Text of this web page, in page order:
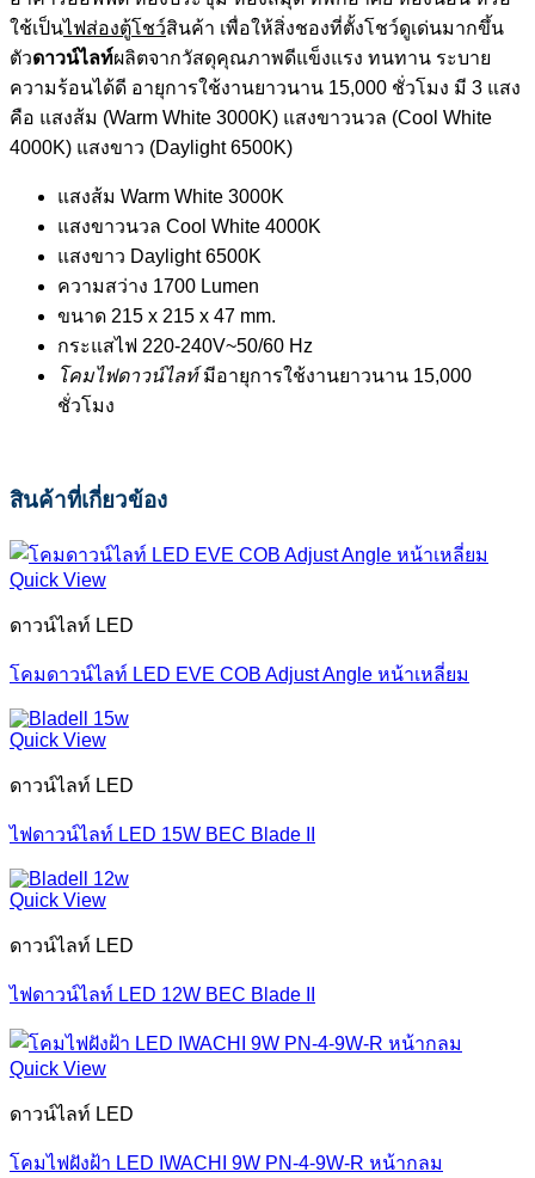
ใช้เป็นไฟส่องตู้โชว์สินค้า เพื่อให้สิ่งชองที่ตั้งโชว์ดูเด่นมากขึ้น
ตัวดาวน์ไลท์ผลิตจากวัสดุคุณภาพดีแข็งแรง ทนทาน ระบาย
ความร้อนได้ดี อายุการใช้งานยาวนาน 15,000 ชั่วโมง มี 3 แสง
คือ แสงส้ม (Warm White 3000K) แสงขาวนวล (Cool White
4000K) แสงขาว (Daylight 6500K)
แสงส้ม Warm White 3000K
แสงขาวนวล Cool White 4000K
แสงขาว Daylight 6500K
ความสว่าง 1700 Lumen
ขนาด 215 x 215 x 47 mm.
กระแสไฟ 220-240V~50/60 Hz
โคมไฟดาวน์ไลท์ มีอายุการใช้งานยาวนาน 15,000
ชั่วโมง
สินค้าที่เกี่ยวข้อง
Quick View
ดาวน์ไลท์ LED
โคมดาวน์ไลท์ LED EVE COB Adjust Angle หน้าเหลี่ยม
Quick View
ดาวน์ไลท์ LED
ไฟดาวน์ไลท์ LED 15W BEC Blade II
Quick View
ดาวน์ไลท์ LED
ไฟดาวน์ไลท์ LED 12W BEC Blade II
Quick View
ดาวน์ไลท์ LED
โคมไฟฝังฝ้า LED IWACHI 9W PN-4-9W-R หน้ากลม